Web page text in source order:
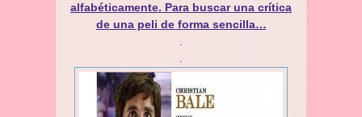
alfabéticamente. Para buscar una crítica
de una peli de forma sencilla…